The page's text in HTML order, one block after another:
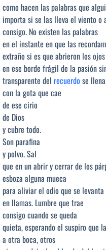
como hacen las palabras que
importa si se las lleva el viento o
consigo. No existen las palabras
en el instante en que las
extraño si es que abrieron los
en ese borde frágil de la pasión
transparente del recuerdo se
con la gota que cae
de ese cirio
de Dios
y cubre todo.
Son parafina
y polvo. Sal
que en un abrir y cerrar de los
esboza alguna mueca
para aliviar el odio que se levanta
en llamas. Lumbre que trae
consigo cuando se queda
quieta, esperando el suspiro que
a otra boca, otros